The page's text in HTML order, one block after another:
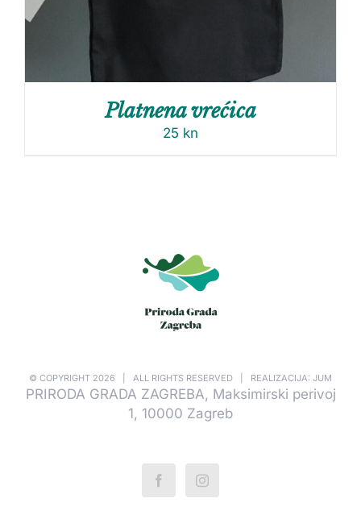
Platnena vrećica
25 kn
© COPYRIGHT 2026 | ALL RIGHTS RESERVED | REALIZACIJA: JUM
PRIRODA GRADA ZAGREBA, Maksimirski perivoj
1, 10000 Zagreb